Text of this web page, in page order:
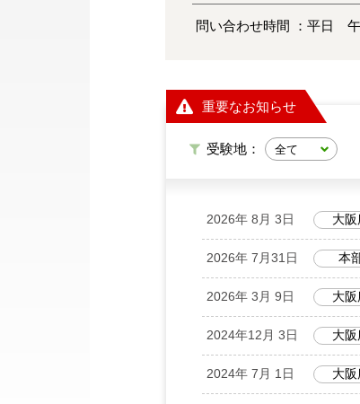
問い合わせ時間 ：平日
重要なお知らせ
受験地：
2026年 8月 3日 大阪
2026年 7月31日 本
2026年 3月 9日 大阪
2024年12月 3日 大阪
2024年 7月 1日 大阪